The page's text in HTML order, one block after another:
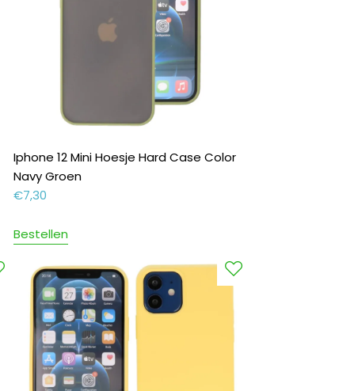
Iphone 12 Mini Hoesje Hard Case Color
Navy Groen
€7,30
Bestellen